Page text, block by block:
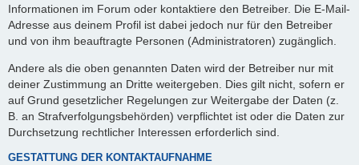
Informationen im Forum oder kontaktiere den Betreiber. Die E-Mail-
Adresse aus deinem Profil ist dabei jedoch nur für den Betreiber
und von ihm beauftragte Personen (Administratoren) zugänglich.
Andere als die oben genannten Daten wird der Betreiber nur mit
deiner Zustimmung an Dritte weitergeben. Dies gilt nicht, sofern er
auf Grund gesetzlicher Regelungen zur Weitergabe der Daten (z.
B. an Strafverfolgungsbehörden) verpflichtet ist oder die Daten zur
Durchsetzung rechtlicher Interessen erforderlich sind.
GESTATTUNG DER KONTAKTAUFNAHME